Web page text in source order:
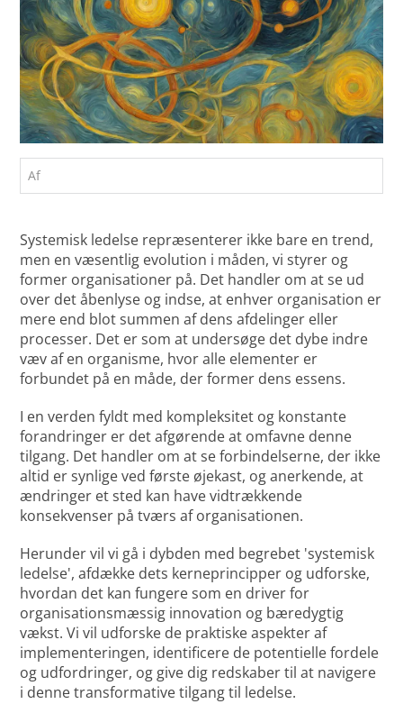
Af
Systemisk ledelse repræsenterer ikke bare en trend,
men en væsentlig evolution i måden, vi styrer og
former organisationer på. Det handler om at se ud
over det åbenlyse og indse, at enhver organisation er
mere end blot summen af dens afdelinger eller
processer. Det er som at undersøge det dybe indre
væv af en organisme, hvor alle elementer er
forbundet på en måde, der former dens essens.
I en verden fyldt med kompleksitet og konstante
forandringer er det afgørende at omfavne denne
tilgang. Det handler om at se forbindelserne, der ikke
altid er synlige ved første øjekast, og anerkende, at
ændringer et sted kan have vidtrækkende
konsekvenser på tværs af organisationen.
Herunder vil vi gå i dybden med begrebet 'systemisk
ledelse', afdække dets kerneprincipper og udforske,
hvordan det kan fungere som en driver for
organisationsmæssig innovation og bæredygtig
vækst. Vi vil udforske de praktiske aspekter af
implementeringen, identificere de potentielle fordele
og udfordringer, og give dig redskaber til at navigere
i denne transformative tilgang til ledelse.